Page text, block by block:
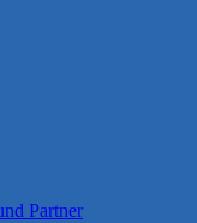
Partner